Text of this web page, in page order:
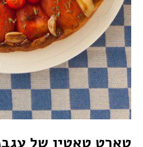
טארט טאטין של